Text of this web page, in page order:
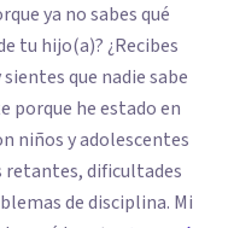
ya no sabes qué
tu hijo(a)? ¿Recibes
que nadie sabe
dificultades
de disciplina. Mi